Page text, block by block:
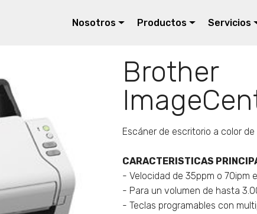
Nosotros Productos Servicios
Brother
Escáner de escritorio a color
CARACTERISTICAS
- Velocidad de 35ppm o 70ipm
- Para un volumen de hasta
- Teclas programables con